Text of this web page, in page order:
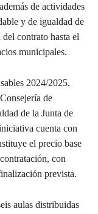
de actividades
y de igualdad de
contrato hasta el
municipales.
2024/2025,
de
de la Junta de
cuenta con
el precio base
con
prevista.
aulas distribuidas